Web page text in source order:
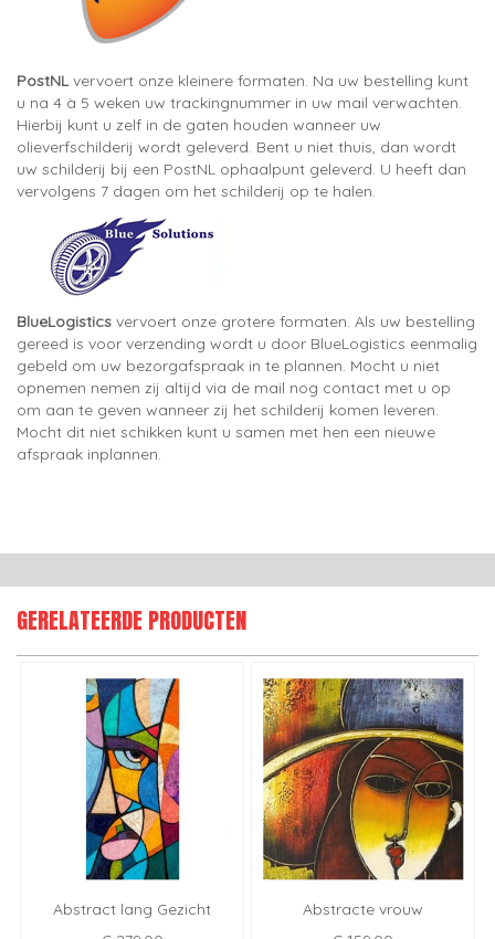
PostNLvervoert onze kleinere formaten. Na uw bestelling kunt
u na 4 à 5 weken uw trackingnummer in uw mail verwachten.
Hierbij kunt u zelf in de gaten houden wanneer uw
olieverfschilderij wordt geleverd. Bent u niet thuis, dan wordt
uw schilderij bij een PostNL ophaalpunt geleverd. U heeft dan
vervolgens 7 dagen om het schilderij op te halen.
BlueLogistics vervoert onze grotere formaten. Als uw bestelling
gereed is voor verzending wordt u door BlueLogistics eenmalig
gebeld om uw bezorgafspraak in te plannen. Mocht u niet
opnemen nemen zij altijd via de mail nog contact met u op
om aan te geven wanneer zij het schilderij komen leveren.
Mocht dit niet schikken kunt u samen met hen een nieuwe
afspraak inplannen.
GERELATEERDE PRODUCTEN
Abstract lang Gezicht
Abstracte vrouw